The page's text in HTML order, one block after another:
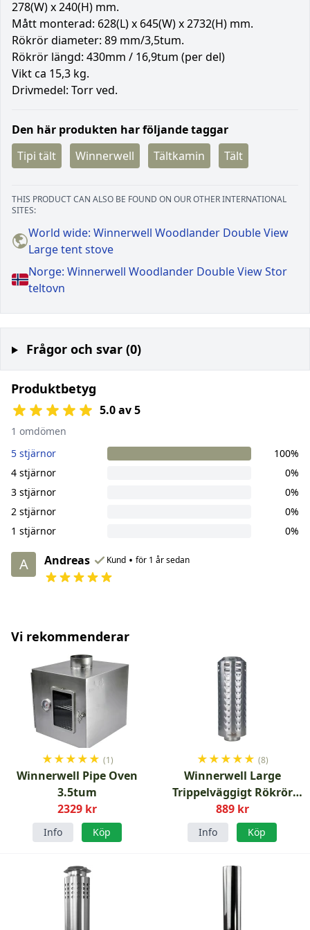
278(W) x 240(H) mm.
Mått monterad: 628(L) x 645(W) x 2732(H) mm.
Rökrör diameter: 89 mm/3,5tum.
Rökrör längd: 430mm / 16,9tum (per del)
Vikt ca 15,3 kg.
Drivmedel: Torr ved.
Den här produkten har följande taggar
Tipi tält
Winnerwell Tältkamin Tält
THIS PRODUCT CAN ALSO BE FOUND ON OUR OTHER INTERNATIONAL
SITES:
World wide: Winnerwell Woodlander Double View
Large tent stove
Norge: Winnerwell Woodlander Double View Stor
teltovn
Frågor och svar (0)
Produktbetyg
5.0 av 5
1 omdömen
5 stjärnor
100%
4 stjärnor
0%
3 stjärnor
0%
2 stjärnor
0%
1 stjärnor
0%
A Andreas Kund • för 1 år sedan
Vi rekommenderar
★★★★★ (1)
Winnerwell Pipe Oven
3.5tum
2329 kr
Info Köp
★★★★★ (8)
Winnerwell Large
Trippelväggigt Rökrör
3.5tum
889 kr
Info Köp